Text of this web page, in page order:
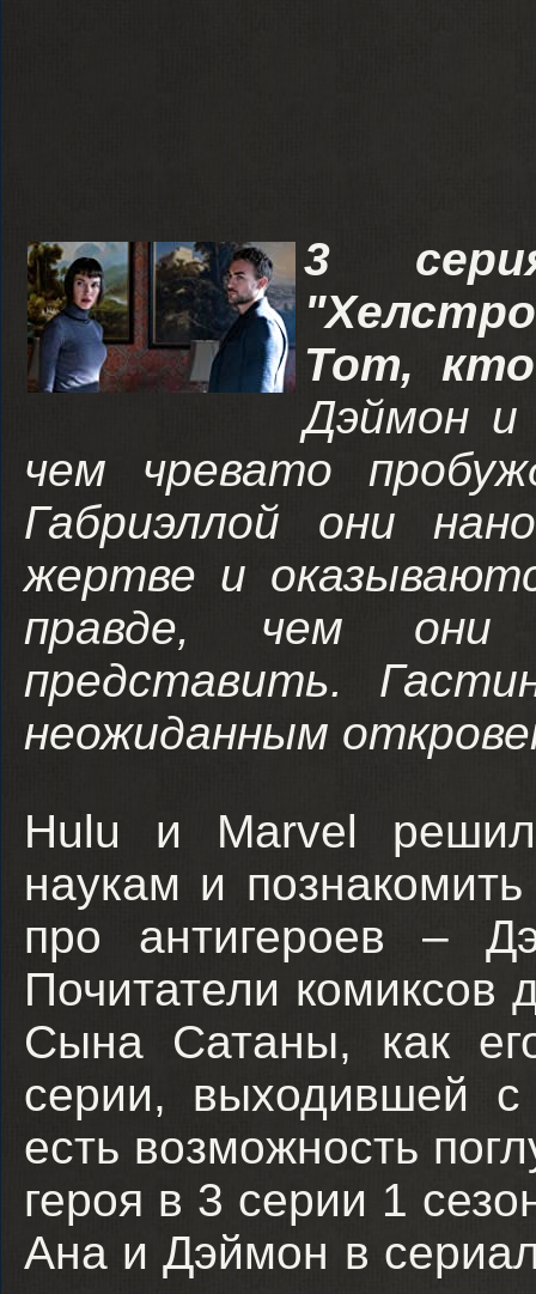
3
Тот,
Дэймон
чем чревато
Габриэллой они
жертве и
правде, чем они
представить.
неожиданным
Hulu и Marvel
наукам и
про антигероев –
Почитатели
Сына Сатаны, как
серии, выходившей
есть возможность
героя в 3 серии 1
Ана и Дэймон в